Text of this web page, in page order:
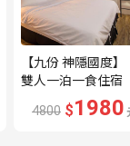
【九份 神隱國度】
雙人一泊一食住宿
券---🔥隱身山城的
秘境住宿🔥
4800 $1980